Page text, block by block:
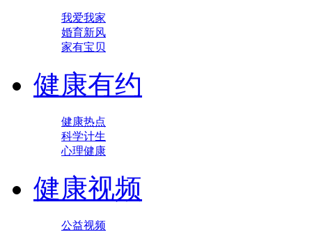
我爱我家
婚育新风
家有宝贝
健康有约
健康热点
科学计生
心理健康
健康视频
公益视频